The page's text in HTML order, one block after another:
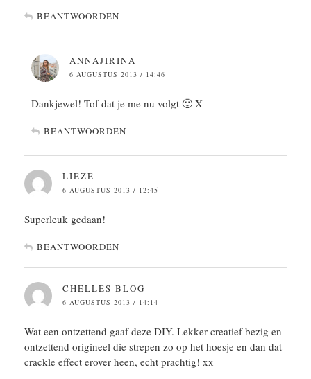
BEANTWOORDEN
ANNAJIRINA
6 AUGUSTUS 2013 / 14:46
Dankjewel! Tof dat je me nu volgt 🙂 X
BEANTWOORDEN
LIEZE
6 AUGUSTUS 2013 / 12:45
Superleuk gedaan!
BEANTWOORDEN
CHELLES BLOG
6 AUGUSTUS 2013 / 14:14
Wat een ontzettend gaaf deze DIY. Lekker creatief bezig en
ontzettend origineel die strepen zo op het hoesje en dan dat
crackle effect erover heen, echt prachtig! xx